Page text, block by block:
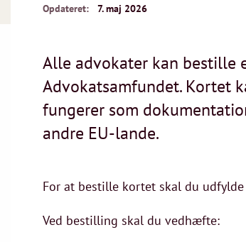
Opdateret:
7. maj 2026
Alle advokater kan bestille
Advokatsamfundet. Kortet
fungerer som
andre EU-lande.
For at bestille kortet skal du udfylde
Ved bestilling skal du vedhæfte: